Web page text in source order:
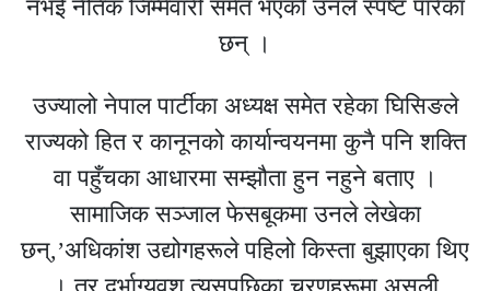
नभई नैतिक जिम्मेवारी समेत भएको उनले स्पष्ट पारेका
छन् ।
उज्यालो नेपाल पार्टीका अध्यक्ष समेत रहेका घिसिङले
राज्यको हित र कानूनको कार्यान्वयनमा कुनै पनि शक्ति
वा पहुँचका आधारमा सम्झौता हुन नहुने बताए ।
सामाजिक सञ्जाल फेसबूकमा उनले लेखेका
छन्,’अधिकांश उद्योगहरूले पहिलो किस्ता बुझाएका थिए